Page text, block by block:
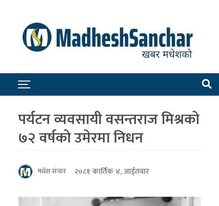
पर्यटन व्यवसायी वसन्तराज मिश्रको
७२ वर्षको उमेरमा निधन
मधेश संचार २०८१ कार्तिक ४, आईतवार